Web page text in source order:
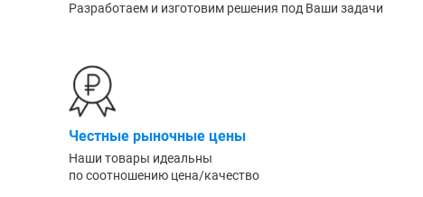
Разработаем и изготовим решения под Ваши задачи
Честные рыночные цены
Наши товары идеальны
по соотношению цена/качество